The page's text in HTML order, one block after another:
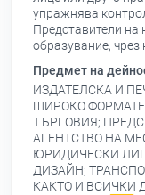
упражнява
Представители на
образувание,
Предмет на
ИЗДАТЕЛСКА И
ШИРОКО
ТЪРГОВИЯ;
АГЕНТСТВО НА
ЮРИДИЧЕСКИ
ДИЗАЙН;
КАКТО И ВСИЧКИ